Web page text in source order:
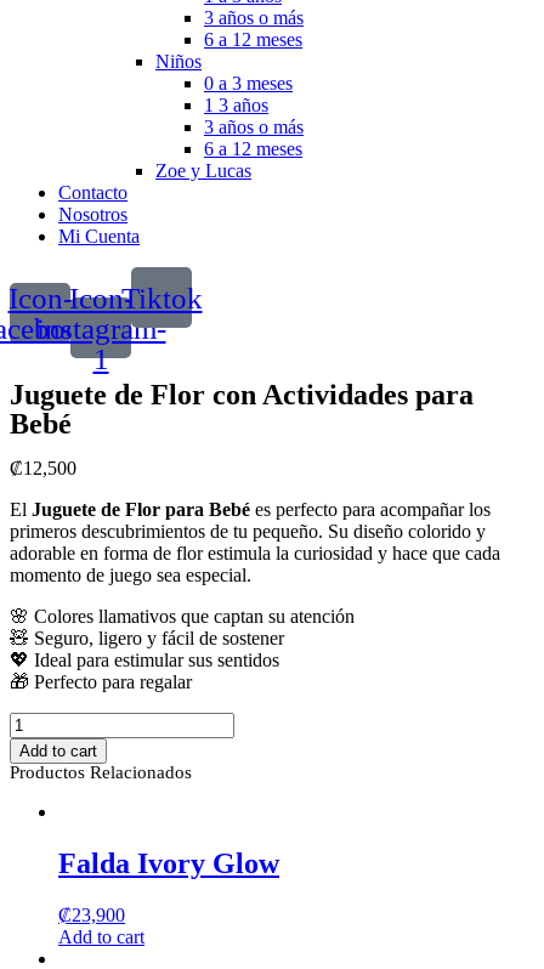
3 años o más
6 a 12 meses
Niños
0 a 3 meses
1 3 años
3 años o más
6 a 12 meses
Zoe y Lucas
Contacto
Nosotros
Mi Cuenta
Icon-Icon-
instagram-
1
Tiktok
Juguete de Flor con Actividades para
Bebé
₡12,500
El Juguete de Flor para Bebé es perfecto para acompañar los
primeros descubrimientos de tu pequeño. Su diseño colorido y
adorable en forma de flor estimula la curiosidad y hace que cada
momento de juego sea especial.
🌸 Colores llamativos que captan su atención
🧸 Seguro, ligero y fácil de sostener
💖 Ideal para estimular sus sentidos
🎁 Perfecto para regalar
Juguete
de
Flor
Actividades
quantity
Add to cart
Productos Relacionados
Falda Ivory Glow
₡23,900
Add to cart